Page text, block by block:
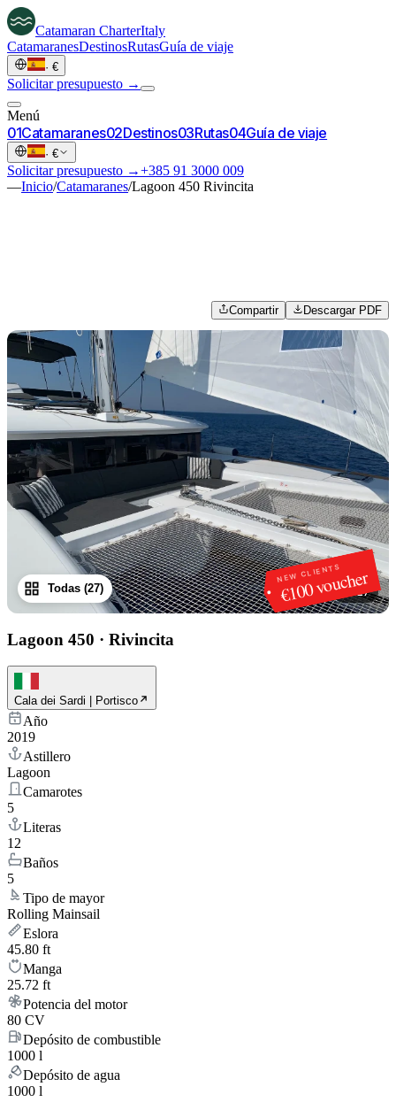
Catamaran CharterItaly
CatamaranesDestinosRutasGuía de viaje
· €
Solicitar presupuesto →
Menú
01Catamaranes02Destinos03Rutas04Guía de viaje
· €
Solicitar presupuesto →+385 91 3000 009
—Inicio/Catamaranes/Lagoon 450 Rivincita
Compartir Descargar PDF
NEW CLIENTS
€100 voucher
1/27
Todas (27)
Lagoon 450 · Rivincita
Cala dei Sardi | Portisco
Año
2019
Astillero
Lagoon
Camarotes
5
Literas
12
Baños
5
Tipo de mayor
Rolling Mainsail
Eslora
45.80 ft
Manga
25.72 ft
Potencia del motor
80 CV
Depósito de combustible
1000 l
Depósito de agua
1000 l